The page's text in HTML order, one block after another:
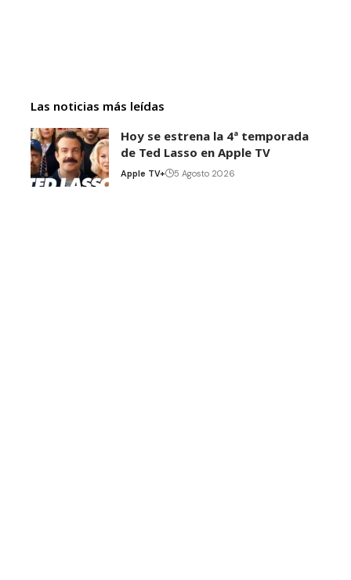
Las noticias más leídas
Hoy se estrena la 4ª temporada
de Ted Lasso en Apple TV
Apple TV+ 5 Agosto 2026